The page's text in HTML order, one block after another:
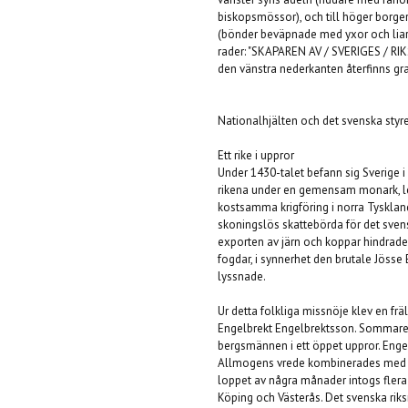
biskopsmössor), och till höger
(bönder beväpnade med yxor och
rader: "SKAPAREN AV / SVERIGES /
den vänstra nederkanten återfinns
Nationalhjälten och det svenska
Ett rike i uppror
Under 1430-talet befann sig Sverige
rikena under en gemensam monark,
kostsamma krigföring i norra
skoningslös skattebörda för det
exporten av järn och koppar
fogdar, i synnerhet den brutale
lyssnade.
Ur detta folkliga missnöje klev en
Engelbrekt Engelbrektsson.
bergsmännen i ett öppet uppror.
Allmogens vrede kombinerades
loppet av några månader intogs
Köping och Västerås. Det svenska